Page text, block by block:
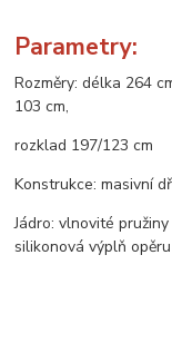
Parametry:
Rozměry: délka 264
103 cm,
rozklad 197/123 cm
Konstrukce: masivní
Jádro: vlnovité
silikonová výplň